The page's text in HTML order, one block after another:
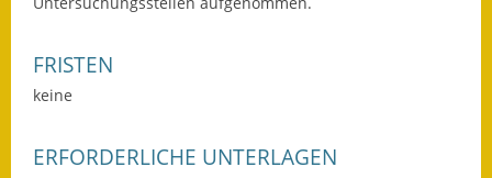
FRISTEN
keine
ERFORDERLICHE UNTERLAGEN